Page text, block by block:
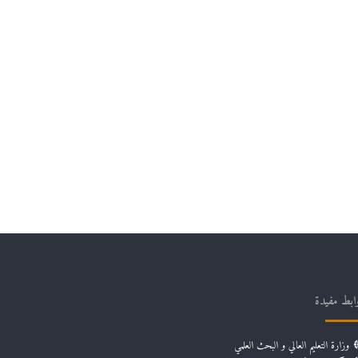
مفيدة
وزارة التعليم العالي و البحث العلمي